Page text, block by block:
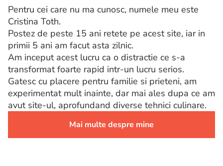
Pentru cei care nu ma cunosc, numele meu este
Cristina Toth.
Postez de peste 15 ani retete pe acest site, iar in
primii 5 ani am facut asta zilnic.
Am inceput acest lucru ca o distractie ce s-a
transformat foarte rapid intr-un lucru serios.
Gatesc cu placere pentru familie si prieteni, am
experimentat mult inainte, dar mai ales dupa ce am
avut site-ul, aprofundand diverse tehnici culinare.
Mai multe despre mine